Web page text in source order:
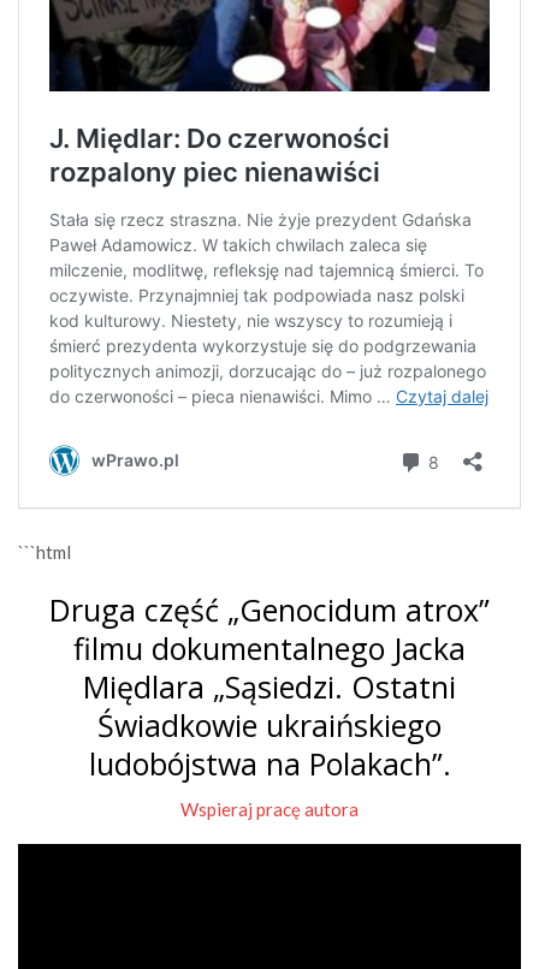
```html
Druga część „Genocidum atrox”
filmu dokumentalnego Jacka
Międlara „Sąsiedzi. Ostatni
Świadkowie ukraińskiego
ludobójstwa na Polakach”.
Wspieraj pracę autora